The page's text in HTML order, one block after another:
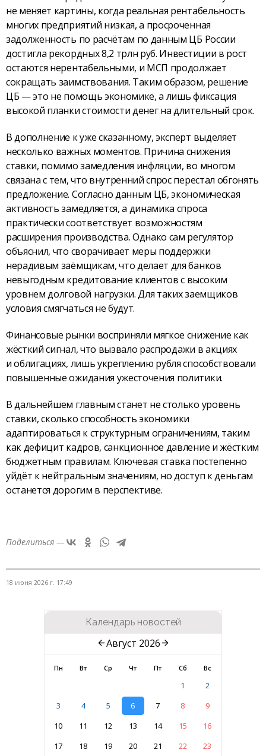
не меняет картины, когда реальная рентабельность
многих предприятий низкая, а просроченная
задолженность по расчётам по данным ЦБ России
достигла рекордных 8,2 трлн руб. Инвестиции в рост
остаются нерентабельными, и МСП продолжает
сокращать заимствования. Таким образом, решение
ЦБ — это не помощь экономике, а лишь фиксация
высокой планки стоимости денег на длительный срок.
В дополнение к уже сказанному, эксперт выделяет
несколько важных моментов. Причина снижения
ставки, помимо замедления инфляции, во многом
связана с тем, что внутренний спрос перестал обгонять
предложение. Согласно данным ЦБ, экономическая
активность замедляется, а динамика спроса
практически соответствует возможностям
расширения производства. Однако сам регулятор
объяснил, что сворачивает меры поддержки
нерадивым заёмщикам, что делает для банков
невыгодным кредитование клиентов с высоким
уровнем долговой нагрузки. Для таких заемщиков
условия смягчаться не будут.
Финансовые рынки восприняли мягкое снижение как
жёсткий сигнал, что вызвало распродажи в акциях
и облигациях, лишь укреплению рубля способствовали
повышенные ожидания ужесточения политики.
В дальнейшем главным станет не столько уровень
ставки, сколько способность экономики
адаптироваться к структурным ограничениям, таким
как дефицит кадров, санкционное давление и жёстким
бюджетным правилам. Ключевая ставка постепенно
уйдёт к нейтральным значениям, но доступ к деньгам
останется дорогим в перспективе.
Поделиться —
18 июня 2026 г. 17:49
Календарь новостей
Август 2026
Пн Вт Ср Чт Пт Сб Вс
1
2
3
4 5 6 7 8
9
10
11 12 13 14 15
16
17
18 19 20 21 22 23